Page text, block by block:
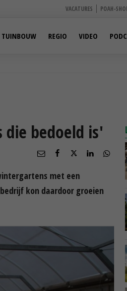
VACATURES POAH-
REGIO VIDEO
bedoeld is'
met een
kon daardoor groeien